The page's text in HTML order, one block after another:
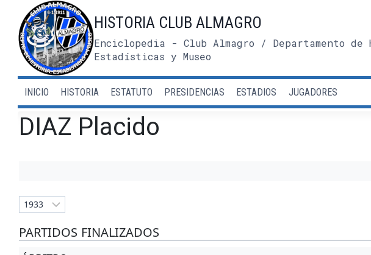
contenido
HISTORIA CLUB ALMAGRO
Enciclopedia - Club Almagro / Departamento
Estadísticas y Museo
INICIO HISTORIA ESTATUTO PRESIDENCIAS ESTADIOS JUGADORES
DIAZ Placido
PARTIDOS FINALIZADOS